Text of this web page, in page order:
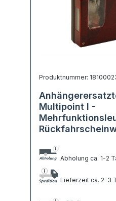
Produktnummer:
Multipoint I -
Abholung ca. 1-2
Lieferzeit ca. 2-3